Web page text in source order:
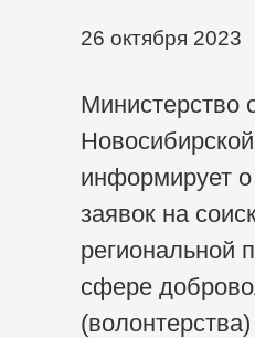
26 октября 2023
Министерство
информирует
заявок на
региональной
сфере